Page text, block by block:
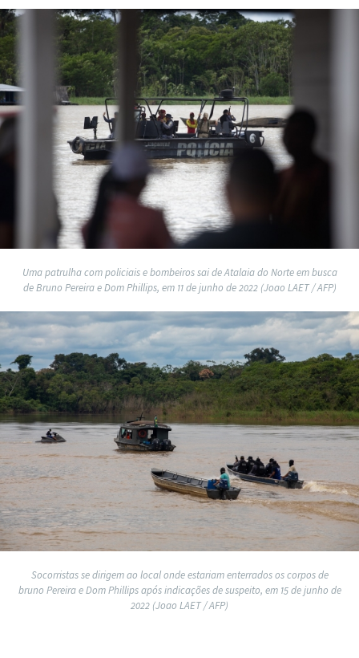
Uma patrulha com policiais e bombeiros sai de Atalaia do Norte em busca
de Bruno Pereira e Dom Phillips, em 11 de junho de 2022 (Joao LAET / AFP)
Socorristas se dirigem ao local onde estariam enterrados os corpos de
bruno Pereira e Dom Phillips após indicações de suspeito, em 15 de junho de
2022 (Joao LAET / AFP)